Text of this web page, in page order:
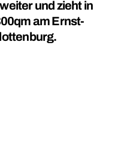
und zieht in
am Ernst-